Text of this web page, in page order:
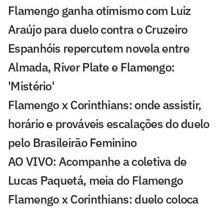
Flamengo ganha otimismo com Luiz
Araújo para duelo contra o Cruzeiro
Espanhóis repercutem novela entre
Almada, River Plate e Flamengo:
'Mistério'
Flamengo x Corinthians: onde assistir,
horário e prováveis escalações do duelo
pelo Brasileirão Feminino
AO VIVO: Acompanhe a coletiva de
Lucas Paquetá, meia do Flamengo
Flamengo x Corinthians: duelo coloca